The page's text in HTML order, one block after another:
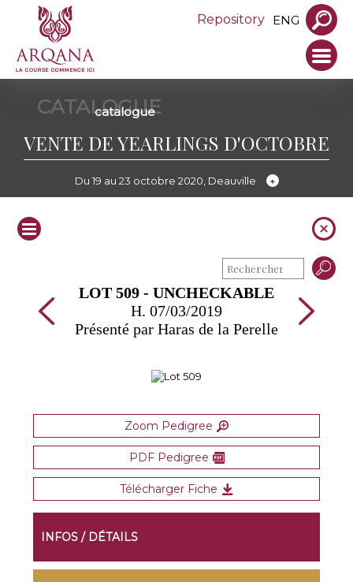
Repository ENG
CATALOGUE
catalogue
VENTE DE YEARLINGS D'OCTOBRE
Du 19 au 23 octobre 2020, Deauville
LOT 509 - UNCHECKABLE
H. 07/03/2019
Présenté par Haras de la Perelle
Zoom Pedigree
PDF Pedigree
Télécharger Fiche
INFOS / DÉTAILS